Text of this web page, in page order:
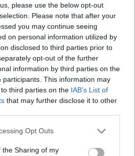
please use the below opt-out
Please note that after your
you may continue seeing
on personal information utilized by
disclosed to third parties prior to
opt-out of the further
information by third parties on the
participants. This information may
third parties on the IAB’s List of
that may further disclose it to other
app uses one or more Google
usage behaviour. You may click to
Opt Outs
the Sharing of my